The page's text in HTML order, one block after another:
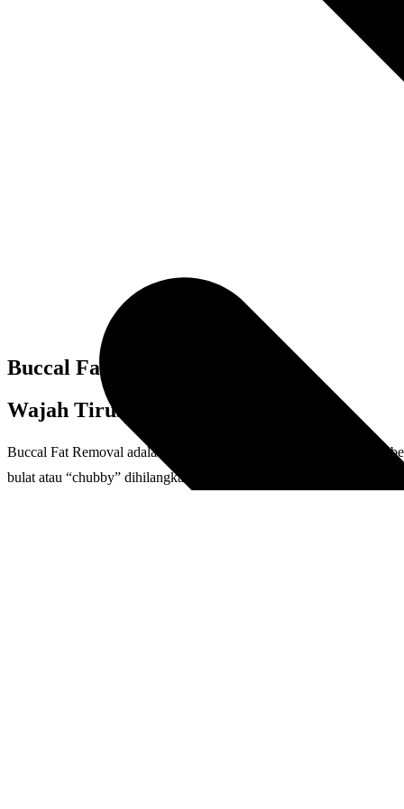
Buccal Fat Removal
Wajah Tirus Bukan Lagi Mimpi
Buccal Fat Removal adalah prosedur sederhana namun
bulat atau “chubby” dihilangkan secara hati-hati, tanpa mengubah